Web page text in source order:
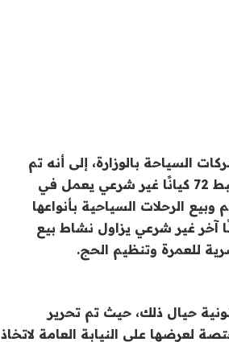
السياحة بالوزارة، إلى أنه تم
إيفاد لجان تفتيش موسعة لعدد من المحافظات حيث تم ضبط 72 كيانًا غير شرعي يعمل في
في تنظيم وبيع الرحلات السياحية بأنواعها
لقانون تنظيم عمل شركات السياحة، و37 كيانًا آخر غير شرعي يزاول نشاط بيع
للعمرة وتنظيم الحج.
حيال ذلك، حيث تم تحرير
لعرضها على النيابة العامة لاتخاذ